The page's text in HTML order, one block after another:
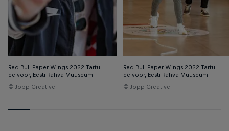
Red Bull Paper Wings 2022 Tartu
eelvoor, Eesti Rahva Muuseum
© Jopp Creative
Red Bull Paper Wings 2022 Tartu
eelvoor, Eesti Rahva Muuseum
© Jopp Creative